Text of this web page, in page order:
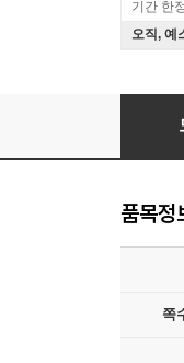
기간 한
오직, 예
젖은
품목정
쪽